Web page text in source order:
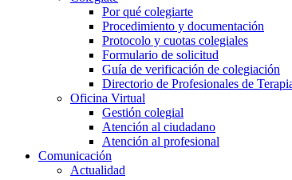
Por qué colegiarte
Procedimiento y documentación
Protocolo y cuotas colegiales
Formulario de solicitud
Guía de verificación de colegiación
Directorio de Profesionales de
Oficina Virtual
Gestión colegial
Atención al ciudadano
Atención al profesional
Comunicación
Actualidad